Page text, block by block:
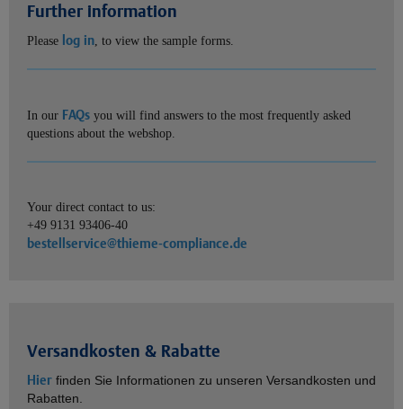
Further information
Please log in, to view the sample forms.
In our FAQs you will find answers to the most frequently asked
questions about the webshop.
Your direct contact to us:
+49 9131 93406-40
bestellservice@thieme-compliance.de
Versandkosten & Rabatte
Hier finden Sie Informationen zu unseren Versandkosten und
Rabatten.